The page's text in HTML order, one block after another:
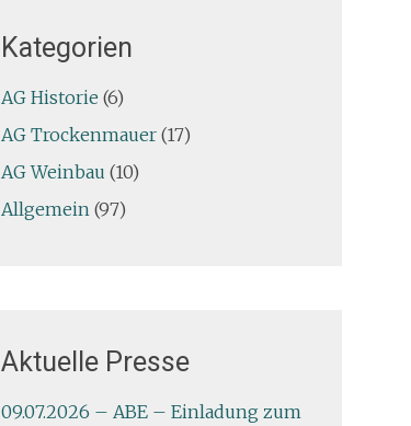
Kategorien
AG Historie (6)
AG Trockenmauer(17)
AG Weinbau (10)
Allgemein(97)
Aktuelle Presse
09.07.2026 – ABE – Einladung zum